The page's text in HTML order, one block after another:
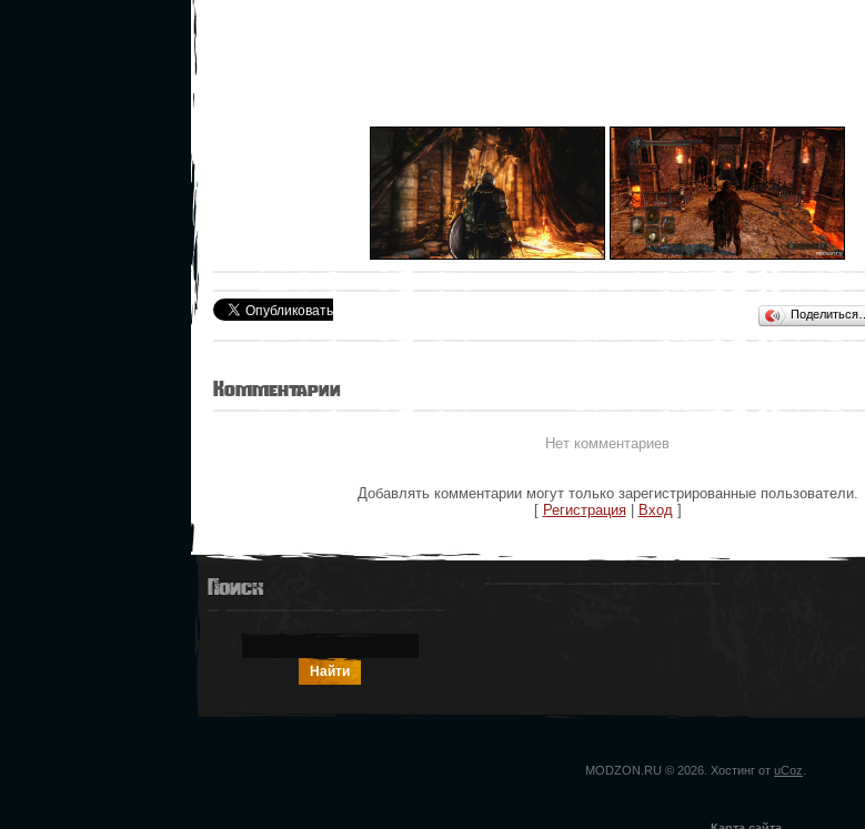
Поделиться…
Комментарии
Нет комментариев
Добавлять комментарии могут только зарегистрированные пользователи.
[ Регистрация| Вход]
Поиск
MODZON.RU © 2026 Хостинг от uCoz